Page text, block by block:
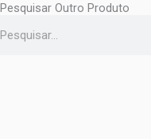
Pesquisar Outro Produto